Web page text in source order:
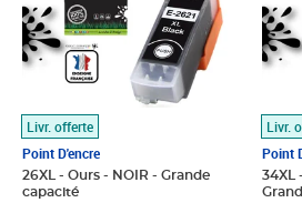
Livr. offerte
Point D'encre
26XL - Ours - NOIR - Grande
capacité
Livr.
Point
34XL - Balle de golf - NOIR -